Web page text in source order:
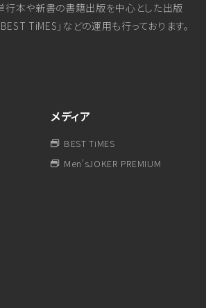
行本や新書の書籍出版を中心とした出版
BEST TiMES」などの運用も行っております。
メディア
BEST TiMES
Men'sJOKER PREMIUM